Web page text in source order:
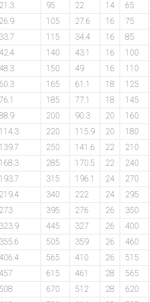
21.3 95 22 14 65
26.9 105 27.6 16 75
33.7 115 34.4 16 85
42.4 140 43.1 16 100
48.3 150 49 16 110
60.3 165 61.1 18 125
76.1 185 77.1 18 145
200 90.3 20 160
114.3 220 115.9 20 180
139.7 250 141.6 22 210
168.3 285 170.5 22 240
193.7 315 196.1 24 270
219.4 340 222 24 295
273 395 276 26 350
323.9 445 327 26 400
355.6 505 359 26 460
406.4 565 410 26 515
457 615 461 28 565
508 670 512 28 620